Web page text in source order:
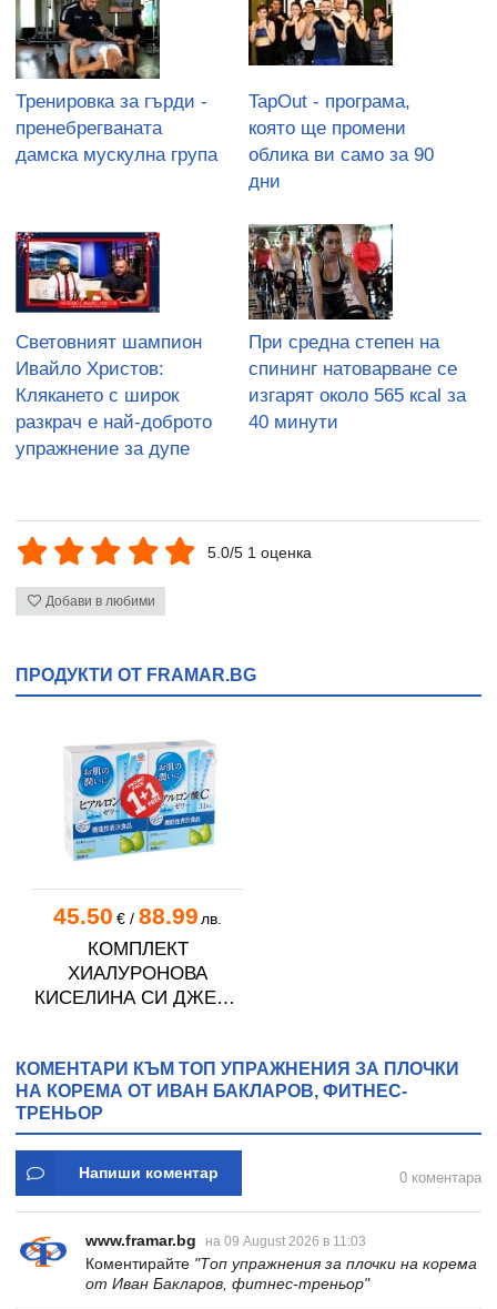
Тренировка за гърди -
пренебрегваната
дамска мускулна група
TapOut - програма,
която ще промени
облика ви само за 90
дни
Световният шампион
Ивайло Христов:
Клякането с широк
разкрач е най-доброто
упражнение за дупе
При средна степен на
спининг натоварване се
изгарят около 565 кcal за
40 минути
5.0/5 1 оценка
Добави в любими
ПРОДУКТИ ОТ FRAMAR.BG
45.50 €/ 88.99 лв.
КОМПЛЕКТ
ХИАЛУРОНОВА
КИСЕЛИНА СИ ДЖЕЛИ
КОМЕНТАРИ КЪМ ТОП УПРАЖНЕНИЯ ЗА ПЛОЧКИ
НА КОРЕМА ОТ ИВАН БАКЛАРОВ, ФИТНЕС-
ТРЕНЬОР
Напиши коментар 0 коментара
www.framar.bg на 09 August 2026 в 11:03
Коментирайте "Топ упражнения за плочки на корема
от Иван Бакларов, фитнес-треньор"